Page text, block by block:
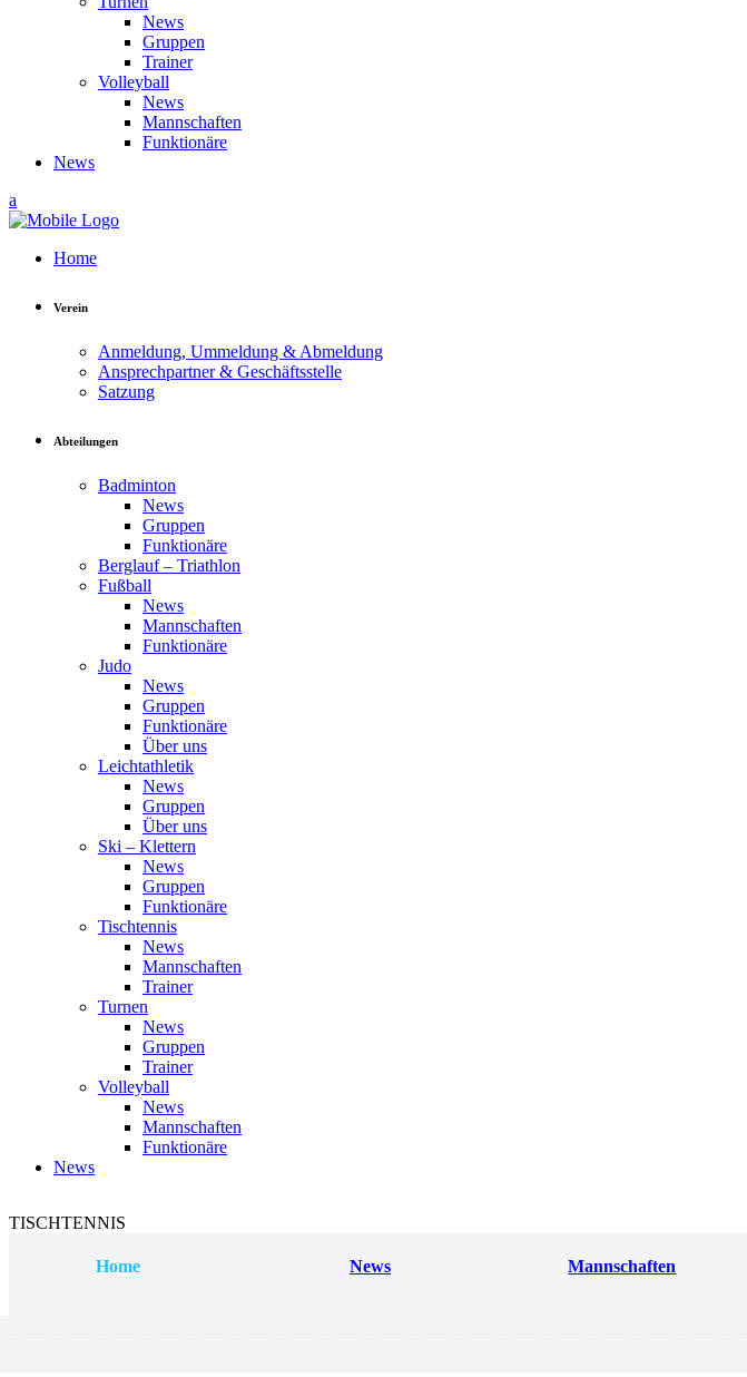
News
Gruppen
Trainer
Volleyball
News
Mannschaften
Funktionäre
News
Home
Verein
Anmeldung, Ummeldung & Abmeldung
Ansprechpartner & Geschäftsstelle
Satzung
Abteilungen
Badminton
News
Gruppen
Funktionäre
Berglauf – Triathlon
Fußball
News
Mannschaften
Funktionäre
Judo
News
Gruppen
Funktionäre
Über uns
Leichtathletik
News
Gruppen
Über uns
Ski – Klettern
News
Gruppen
Funktionäre
Tischtennis
News
Mannschaften
Trainer
Turnen
News
Gruppen
Trainer
Volleyball
News
Mannschaften
Funktionäre
News
TISCHTENNIS
Home News Mannschaften